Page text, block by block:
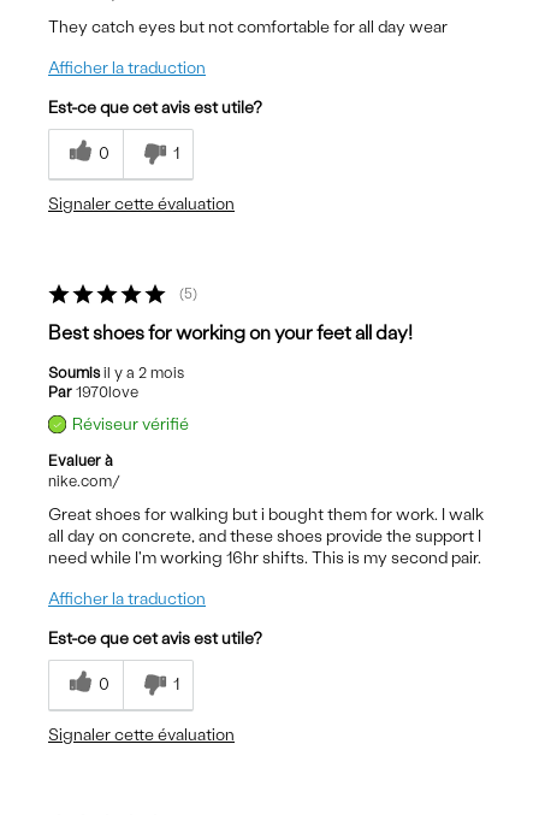
They catch eyes but not comfortable for all day wear
Afficher la traduction
Est-ce que cet avis est utile?
0 1
Signaler cette évaluation
5
Best shoes for working on your feet all day!
Soumisil y a 2 mois
Par 1970love
Réviseur vérifié
Evaluer à
nike.com/
Great shoes for walking but i bought them for work. I walk
all day on concrete, and these shoes provide the support I
need while I'm working 16hr shifts. This is my second pair.
Afficher la traduction
Est-ce que cet avis est utile?
0 1
Signaler cette évaluation